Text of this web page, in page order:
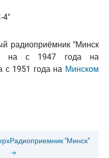
радиоприёмник "Минск
на с 1947 года на
с 1951 года на Минском
Радиоприемник "Минск"